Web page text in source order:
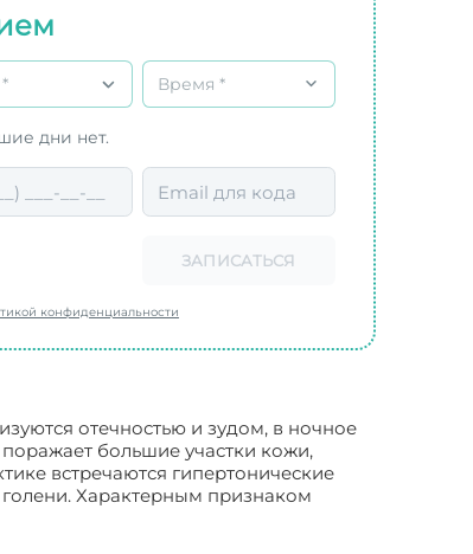
Время *
дни нет.
ЗАПИСАТЬСЯ
конфиденциальности
отечностью и зудом, в ночное
большие участки кожи,
встречаются гипертонические
Характерным признаком